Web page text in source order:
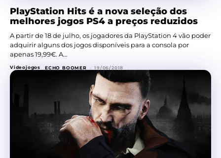
PlayStation Hits é a nova seleção dos
melhores jogos PS4 a preços reduzidos
A partir de 18 de julho, os jogadores da PlayStation 4 vão poder
adquirir alguns dos jogos disponíveis para a consola por
apenas 19,99€. A...
Videojogos ECHO BOOMER - 19/06/2018